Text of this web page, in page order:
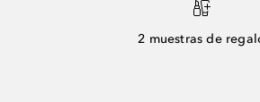
2 muestras de